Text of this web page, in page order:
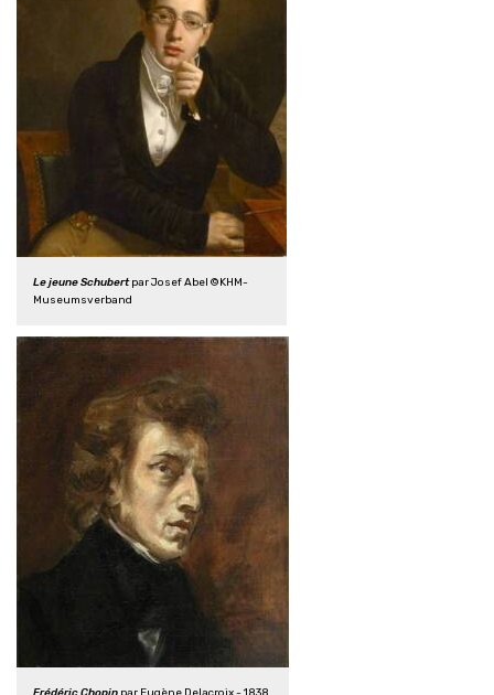
Le jeune Schubertpar Josef Abel ©KHM-
Museumsverband